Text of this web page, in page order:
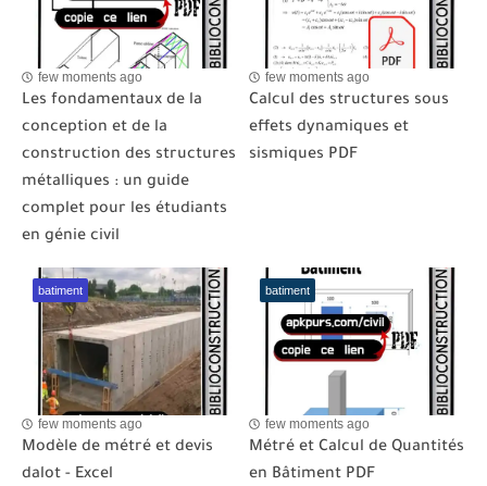
few moments ago
Les fondamentaux de la
conception et de la
construction des structures
métalliques : un guide
complet pour les étudiants
en génie civil
few moments ago
Calcul des structures sous
effets dynamiques et
sismiques PDF
batiment
few moments ago
Modèle de métré et devis
dalot - Excel
batiment
few moments ago
Métré et Calcul de Quantités
en Bâtiment PDF